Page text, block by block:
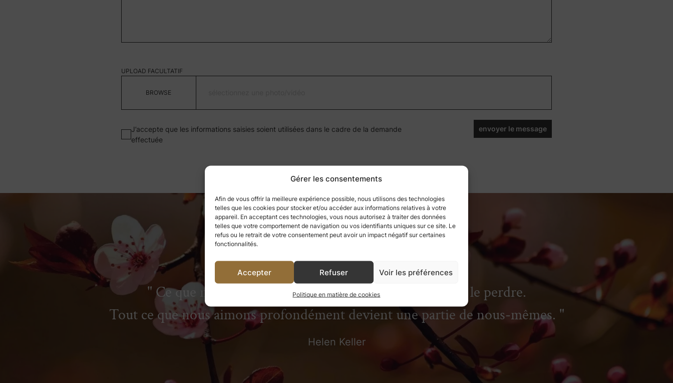
Gérer les consentements
Afin de vous offrir la meilleure expérience possible, nous utilisons des technologies
telles que les cookies pour stocker et/ou accéder aux informations relatives à votre
appareil. En acceptant ces technologies, vous nous autorisez à traiter des données
telles que votre comportement de navigation ou vos identifiants uniques sur ce site. Le
refus ou le retrait de votre consentement peut avoir un impact négatif sur certaines
fonctionnalités.
Accepter Refuser Voir les préférences
Politique en matière de cookies
UPLOAD FACULTATIF
J’accepte que les informations saisies soient utilisées dans le cadre de la demande
effectuée
envoyer le message
Ce que nous avons apprécié, nous ne pouvons jamais le perdre.
Tout ce que nous aimons profondément devient une partie de nous-mêmes.
Helen Keller